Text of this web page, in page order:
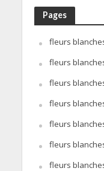
Pages
fleurs
fleurs
fleurs
fleurs
fleurs
fleurs
fleurs